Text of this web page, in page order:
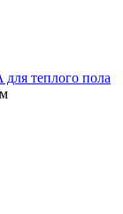
теплого пола